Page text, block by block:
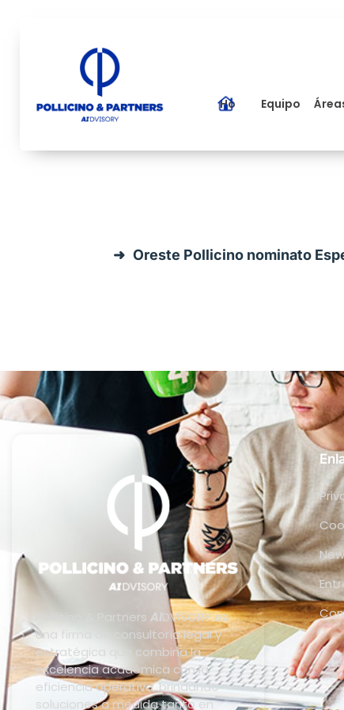
Home Equipo
Oreste Pollicino nominato
Pollicino & Partners AIDVISORY es
una firma de consultoría legal y
estratégica que combina la
excelencia académica con la
eficiencia operativa, brindando
soluciones a medida tanto en